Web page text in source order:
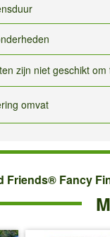
zijn niet geschikt om
omvat
Friends® Fancy